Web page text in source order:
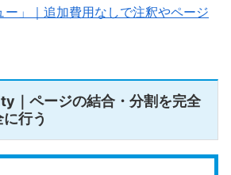
」｜追加費用なしで注釈やページ
｜ページの結合・分割を完全
行う